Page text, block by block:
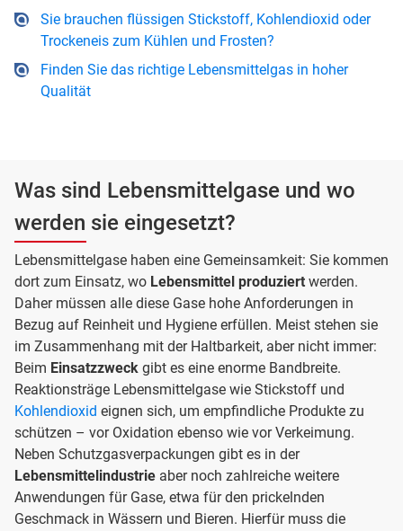
Sie brauchen flüssigen Stickstoff, Kohlendioxid oder
Trockeneis zum Kühlen und Frosten?
Finden Sie das richtige Lebensmittelgas in hoher
Qualität
Was sind Lebensmittelgase und wo
werden sie eingesetzt?
Lebensmittelgase haben eine Gemeinsamkeit: Sie kommen
dort zum Einsatz, wo Lebensmittel produziert werden.
Daher müssen alle diese Gase hohe Anforderungen in
Bezug auf Reinheit und Hygiene erfüllen. Meist stehen sie
im Zusammenhang mit der Haltbarkeit, aber nicht immer:
Beim Einsatzzweck gibt es eine enorme Bandbreite.
Reaktionsträge Lebensmittelgase wie Stickstoff und
Kohlendioxid eignen sich, um empfindliche Produkte zu
schützen – vor Oxidation ebenso wie vor Verkeimung.
Neben Schutzgasverpackungen gibt es in der
Lebensmittelindustrie aber noch zahlreiche weitere
Anwendungen für Gase, etwa für den prickelnden
Geschmack in Wässern und Bieren. Hierfür muss die